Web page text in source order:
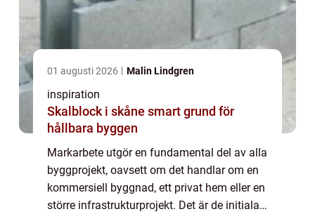
01 augusti 2026 Malin Lindgren
inspiration
Skalblock i skåne smart grund för
hållbara byggen
Markarbete utgör en fundamental del av alla
byggprojekt, oavsett om det handlar om en
kommersiell byggnad, ett privat hem eller en
större infrastrukturprojekt. Det är de initiala